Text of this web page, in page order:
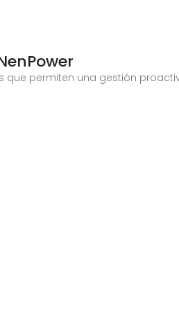
que permiten una gestión